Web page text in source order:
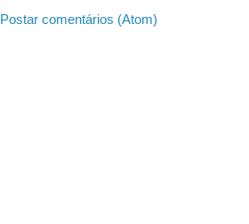
Postar comentários (Atom)